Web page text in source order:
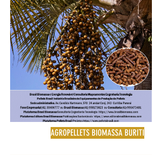
AGROPELLETS BIOMASSA BURITI